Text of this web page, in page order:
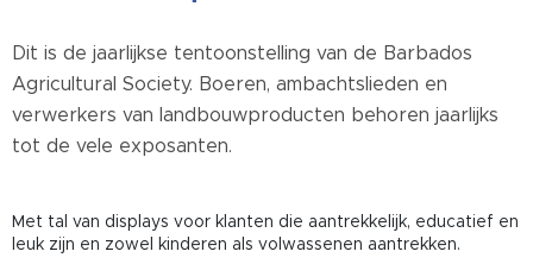
Dit is de jaarlijkse tentoonstelling van de Barbados
Agricultural Society. Boeren, ambachtslieden en
verwerkers van landbouwproducten behoren jaarlijks
tot de vele exposanten.
Met tal van displays voor klanten die aantrekkelijk, educatief en
leuk zijn en zowel kinderen als volwassenen aantrekken.